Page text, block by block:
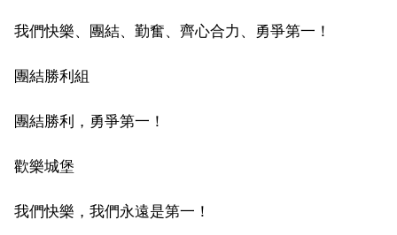
我們快樂、團結、勤奮、齊心合力、勇爭第一！
團結勝利組
團結勝利，勇爭第一！
歡樂城堡
我們快樂，我們永遠是第一！